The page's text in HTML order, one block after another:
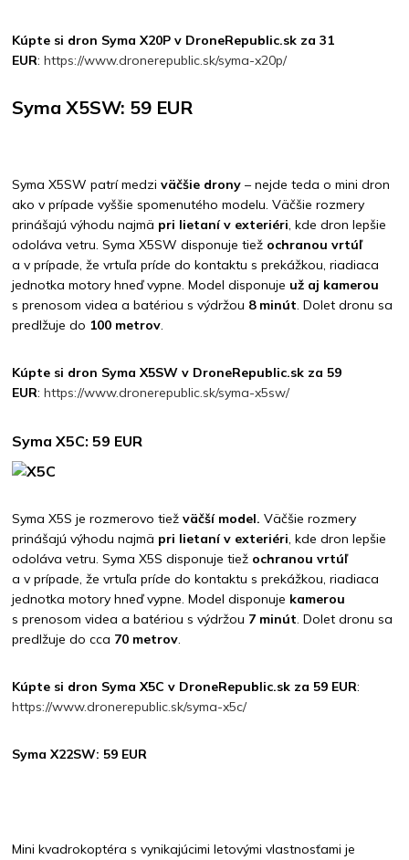
Kúpte si dron Syma X20P v DroneRepublic.sk za 31
EUR: https://www.dronerepublic.sk/syma-x20p/
Syma X5SW: 59 EUR
Syma X5SW patrí medzi väčšie drony – nejde teda o mini dron
ako v prípade vyššie spomenutého modelu. Väčšie rozmery
prinášajú výhodu najmä pri lietaní v exteriéri, kde dron lepšie
odoláva vetru. Syma X5SW disponuje tiež ochranou vrtúľ
a v prípade, že vrtuľa príde do kontaktu s prekážkou, riadiaca
jednotka motory hneď vypne. Model disponuje už aj kamerou
s prenosom videa a batériou s výdržou 8 minút. Dolet dronu sa
predlžuje do 100 metrov.
Kúpte si dron Syma X5SW v DroneRepublic.sk za 59
EUR: https://www.dronerepublic.sk/syma-x5sw/
Syma X5C: 59 EUR
Syma X5S je rozmerovo tiež väčší model. Väčšie rozmery
prinášajú výhodu najmä pri lietaní v exteriéri, kde dron lepšie
odoláva vetru. Syma X5S disponuje tiež ochranou vrtúľ
a v prípade, že vrtuľa príde do kontaktu s prekážkou, riadiaca
jednotka motory hneď vypne. Model disponuje kamerou
s prenosom videa a batériou s výdržou 7 minút. Dolet dronu sa
predlžuje do cca 70 metrov.
Kúpte si dron Syma X5C v DroneRepublic.sk za 59 EUR:
https://www.dronerepublic.sk/syma-x5c/
Syma X22SW: 59 EUR
Mini kvadrokoptéra s vynikajúcimi letovými vlastnosťami je